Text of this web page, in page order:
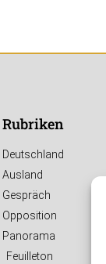
Rubriken
Deutschland
Ausland
Gespräch
Opposition
Panorama
Feuilleton